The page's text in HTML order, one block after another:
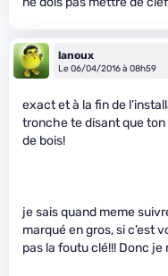
lanoux
Le 06/04/2016 à 08h59
exact et à la fin de
tronche te disant que
de bois!
je sais quand meme
marqué en gros, si c’est
pas la foutu clé!!! Donc